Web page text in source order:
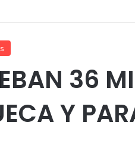
36
Y